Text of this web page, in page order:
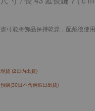
盡可能將飾品保持乾燥，配戴後使
現貨 (2日內出貨)
預購(30日不含例假日出貨)